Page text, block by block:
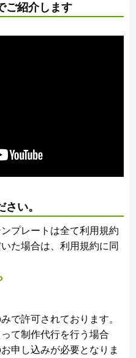
ご紹介します
い。
プレートは全て利用規約
た場合は、利用規約に同
で許可されております。
て制作代行を行う場合
申し込みが必要となりま